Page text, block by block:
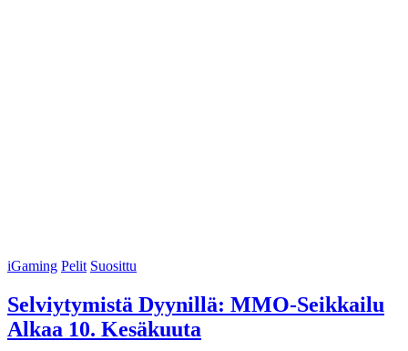
iGaming Pelit Suosittu
Selviytymistä Dyynillä: MMO-Seikkailu
Alkaa 10. Kesäkuuta